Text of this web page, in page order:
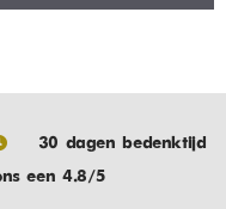
30 dagen bedenktijd
een 4.8/5